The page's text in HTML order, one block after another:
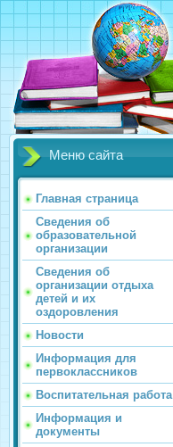
Меню сайта
Главная страница
Сведения об
образовательной
организации
Сведения об
организации отдыха
детей и их
оздоровления
Новости
Информация для
первоклассников
Воспитательная работа
Информация и
документы